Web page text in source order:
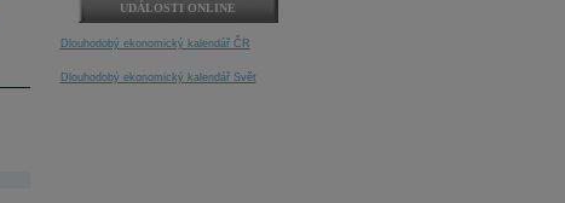
UDÁLOSTI ONLINE
Dlouhodobý ekonomický kalendář ČR
Dlouhodobý ekonomický kalendář Svět